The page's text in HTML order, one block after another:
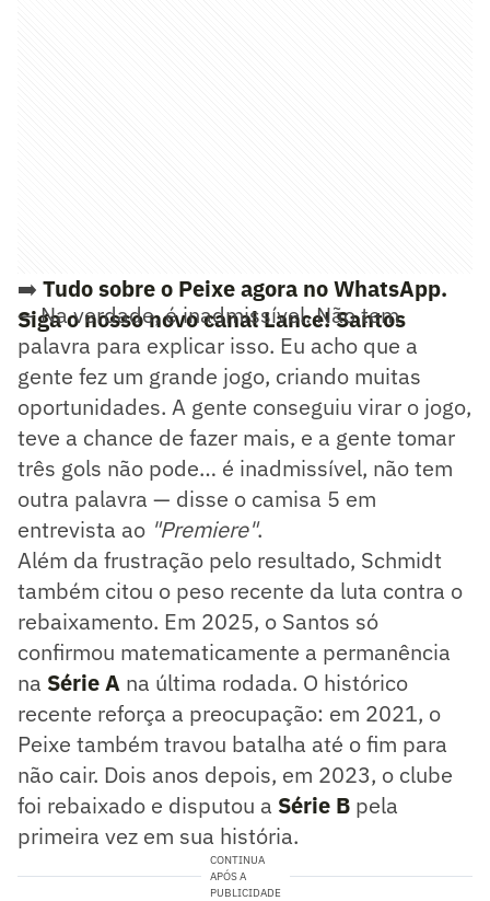
➡️ Tudo sobre o Peixe agora no WhatsApp.
Siga o nosso novo canal Lance! Santos
— Na verdade, é inadmissível. Não tem
palavra para explicar isso. Eu acho que a
gente fez um grande jogo, criando muitas
oportunidades. A gente conseguiu virar o jogo,
teve a chance de fazer mais, e a gente tomar
três gols não pode… é inadmissível, não tem
outra palavra — disse o camisa 5 em
entrevista ao "Premiere".
Além da frustração pelo resultado, Schmidt
também citou o peso recente da luta contra o
rebaixamento. Em 2025, o Santos só
confirmou matematicamente a permanência
na Série A na última rodada. O histórico
recente reforça a preocupação: em 2021, o
Peixe também travou batalha até o fim para
não cair. Dois anos depois, em 2023, o clube
foi rebaixado e disputou a Série B pela
primeira vez em sua história.
CONTINUA
APÓS A
PUBLICIDADE